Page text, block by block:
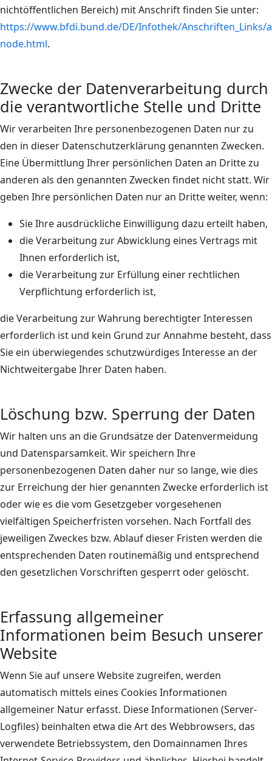
nichtöffentlichen Bereich) mit Anschrift finden Sie unter:
https://www.bfdi.bund.de/DE/Infothek/Anschriften_Links/
node.html.
Zwecke der Datenverarbeitung durch
die verantwortliche Stelle und Dritte
Wir verarbeiten Ihre personenbezogenen Daten nur zu
den in dieser Datenschutzerklärung genannten Zwecken.
Eine Übermittlung Ihrer persönlichen Daten an Dritte zu
anderen als den genannten Zwecken findet nicht statt. Wir
geben Ihre persönlichen Daten nur an Dritte weiter, wenn:
Sie Ihre ausdrückliche Einwilligung dazu erteilt haben,
die Verarbeitung zur Abwicklung eines Vertrags mit
Ihnen erforderlich ist,
die Verarbeitung zur Erfüllung einer rechtlichen
Verpflichtung erforderlich ist,
die Verarbeitung zur Wahrung berechtigter Interessen
erforderlich ist und kein Grund zur Annahme besteht, dass
Sie ein überwiegendes schutzwürdiges Interesse an der
Nichtweitergabe Ihrer Daten haben.
Löschung bzw. Sperrung der Daten
Wir halten uns an die Grundsätze der Datenvermeidung
und Datensparsamkeit. Wir speichern Ihre
personenbezogenen Daten daher nur so lange, wie dies
zur Erreichung der hier genannten Zwecke erforderlich ist
oder wie es die vom Gesetzgeber vorgesehenen
vielfältigen Speicherfristen vorsehen. Nach Fortfall des
jeweiligen Zweckes bzw. Ablauf dieser Fristen werden die
entsprechenden Daten routinemäßig und entsprechend
den gesetzlichen Vorschriften gesperrt oder gelöscht.
Erfassung allgemeiner
Informationen beim Besuch unserer
Website
Wenn Sie auf unsere Website zugreifen, werden
automatisch mittels eines Cookies Informationen
allgemeiner Natur erfasst. Diese Informationen (Server-
Logfiles) beinhalten etwa die Art des Webbrowsers, das
verwendete Betriebssystem, den Domainnamen Ihres